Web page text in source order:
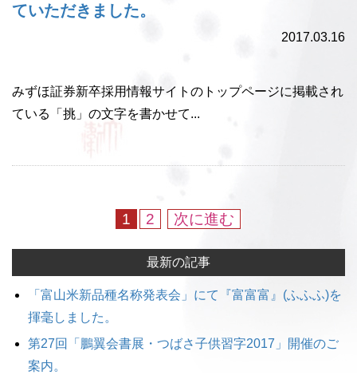
ていただきました。
2017.03.16
みずほ証券新卒採用情報サイトのトップページに掲載され
ている「挑」の文字を書かせて...
1 2 次に進む
最新の記事
「富山米新品種名称発表会」にて『富富富』(ふふふ)を
揮毫しました。
第27回「鵬翼会書展・つばさ子供習字2017」開催のご
案内。